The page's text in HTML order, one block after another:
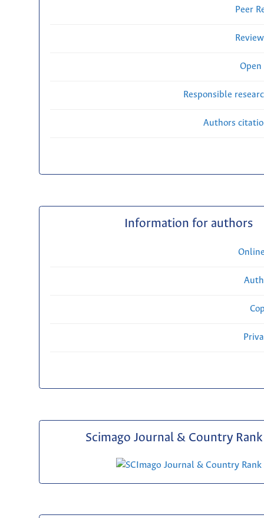
Peer
Open
Responsible
Authors
Information for authors
Scimago Journal & Country Rank